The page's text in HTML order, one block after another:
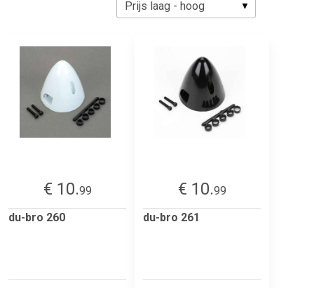
€ 10.99
du-bro 260
€ 10.99
du-bro 261